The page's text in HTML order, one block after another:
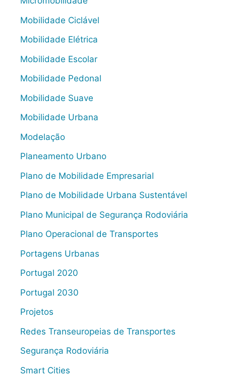
Mobilidade Ciclável
Mobilidade Elétrica
Mobilidade Escolar
Mobilidade Pedonal
Mobilidade Suave
Mobilidade Urbana
Modelação
Planeamento Urbano
Plano de Mobilidade Empresarial
Plano de Mobilidade Urbana Sustentável
Plano Municipal de Segurança Rodoviária
Plano Operacional de Transportes
Portagens Urbanas
Portugal 2020
Portugal 2030
Projetos
Redes Transeuropeias de Transportes
Segurança Rodoviária
Smart Cities